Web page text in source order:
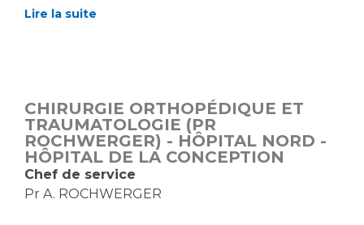
Lire la suite
CHIRURGIE ORTHOPÉDIQUE ET
TRAUMATOLOGIE (PR
ROCHWERGER) - HÔPITAL NORD -
HÔPITAL DE LA CONCEPTION
Chef de service
Pr A. ROCHWERGER